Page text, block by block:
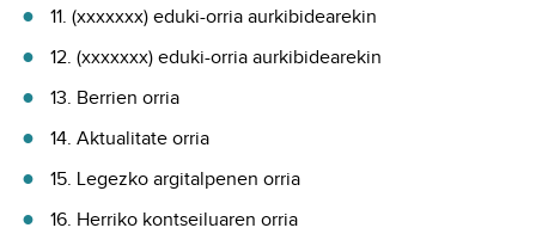
11. (xxxxxxx) eduki-orria aurkibidearekin
12. (xxxxxxx) eduki-orria aurkibidearekin
13. Berrien orria
14. Aktualitate orria
15. Legezko argitalpenen orria
16. Herriko kontseiluaren orria